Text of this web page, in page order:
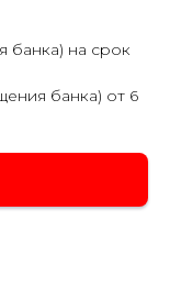
на срок
банка) от 6